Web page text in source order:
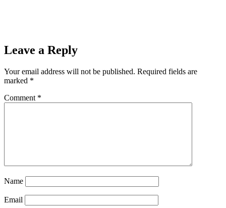
Leave a Reply
Your email address will not be published. Required fields are
marked *
Comment *
Name
Email